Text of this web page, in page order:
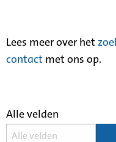
Lees meer over het
contact met ons op.
Alle velden